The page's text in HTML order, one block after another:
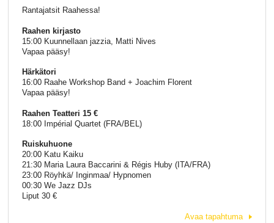
Rantajatsit Raahessa!
Raahen kirjasto
15:00 Kuunnellaan jazzia, Matti Nives
Vapaa pääsy!
Härkätori
16:00 Raahe Workshop Band + Joachim Florent
Vapaa pääsy!
Raahen Teatteri 15 €
18:00 Impérial Quartet (FRA/BEL)
Ruiskuhuone
20:00 Katu Kaiku
21:30 Maria Laura Baccarini & Régis Huby (ITA/FRA)
23:00 Röyhkä/ Inginmaa/ Hypnomen
00:30 We Jazz DJs
Liput 30 €
Avaa tapahtuma